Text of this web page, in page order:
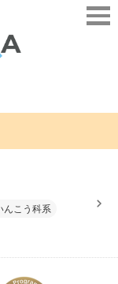
んこう科系